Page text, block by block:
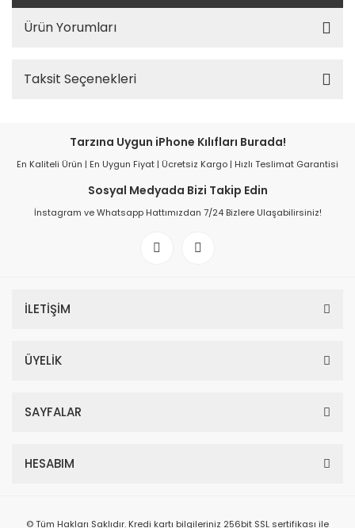
Ürün Yorumları
Taksit Seçenekleri
Tarzına Uygun iPhone Kılıfları Burada!
En Kaliteli Ürün | En Uygun Fiyat | Ücretsiz Kargo | Hızlı Teslimat Garantisi
Sosyal Medyada Bizi Takip Edin
İnstagram ve Whatsapp Hattımızdan 7/24 Bizlere Ulaşabilirsiniz!
İLETİŞİM
ÜYELİK
SAYFALAR
HESABIM
© Tüm Hakları Saklıdır. Kredi kartı bilgileriniz 256bit SSL sertifikası ile